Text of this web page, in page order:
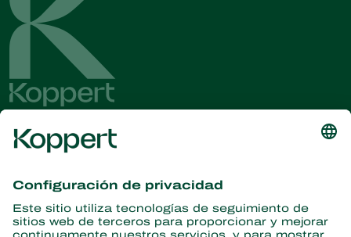
información
Suscríbase aquí